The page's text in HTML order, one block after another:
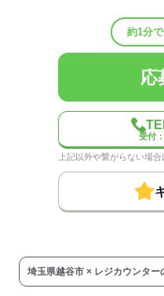
■扶養控除内勤務可能
■昇給あり（年1回）
■オーケー調剤薬局での調剤の
■更衣室（共用ロッカー）あり
■休憩室あり
※レンジ・電気ポット・冷蔵庫
■制服貸与
※防寒用にブルゾンの貸し出
※レジのみカーディガンの貸出
■年始三が日休業
■慶弔見舞金等
■永年勤続表彰
約1分
応
受付
上記以外や繋がらない場
埼玉県越谷市 × レジカウンター